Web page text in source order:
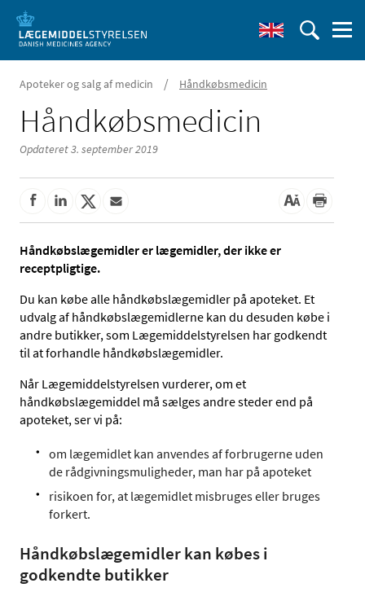
Apoteker og salg af medicin / Håndkøbsmedicin
Håndkøbsmedicin
Opdateret 3. september 2019
Håndkøbslægemidler er lægemidler, der ikke er
receptpligtige.
Du kan købe alle håndkøbslægemidler på apoteket. Et
udvalg af håndkøbslægemidlerne kan du desuden købe i
andre butikker, som Lægemiddelstyrelsen har godkendt
til at forhandle håndkøbslægemidler.
Når Lægemiddelstyrelsen vurderer, om et
håndkøbslægemiddel må sælges andre steder end på
apoteket, ser vi på:
om lægemidlet kan anvendes af forbrugerne uden
de rådgivningsmuligheder, man har på apoteket
risikoen for, at lægemidlet misbruges eller bruges
forkert.
Håndkøbslægemidler kan købes i
godkendte butikker